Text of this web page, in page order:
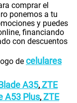
comprar el
ponemos a tu
y puedes
financiando
con descuentos
de celulares
A35, ZTE
A53 Plus, ZTE